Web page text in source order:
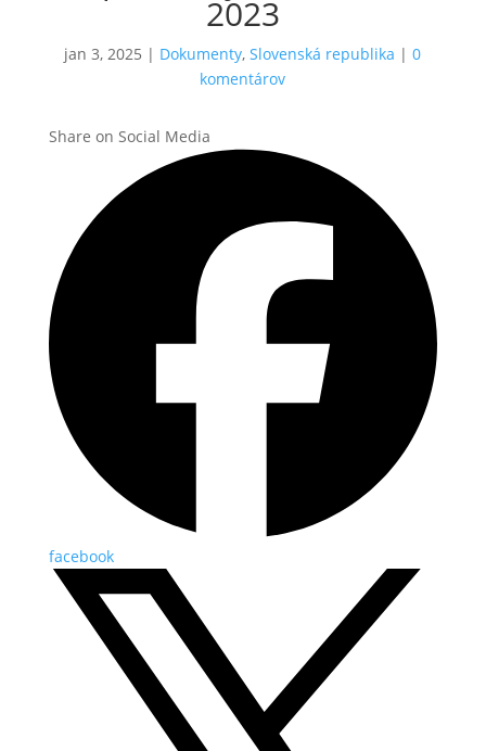
2023
jan 3, 2025 | Dokumenty,Slovenská republika |0
komentárov
Share on Social Media
facebook